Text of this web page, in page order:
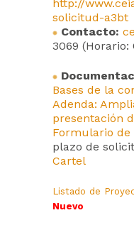
http://
solicitud-a3bt
Contacto:
3069 (Horario:
Bases de la
Adenda:
presentación
Formulario
plazo de
Cartel
Listado de
Nuevo